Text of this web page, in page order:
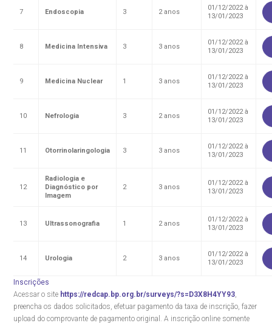
R. Colômbia, 332
São Paulo - SP
7 Endoscopia 3 2 anos
01/12/2022 à
13/01/2023
8 Medicina Intensiva 3 3 anos
01/12/2022 à
13/01/2023
9 Medicina Nuclear 1 3 anos
01/12/2022 à
13/01/2023
10 Nefrologia 3 2 anos
01/12/2022 à
13/01/2023
11 Otorrinolaringologia 3 3 anos
01/12/2022 à
13/01/2023
12
Radiologia e
Diagnóstico por
Imagem
2 3 anos
01/12/2022 à
13/01/2023
13 Ultrassonografia 1 2 anos
01/12/2022 à
13/01/2023
14 Urologia 2 3 anos
01/12/2022 à
13/01/2023
Inscrições
Acessar o site https://redcap.bp.org.br/surveys/?s=D3X8H4YY93,
preencha os dados solicitados, efetuar pagamento da taxa de inscrição, fazer
upload do comprovante de pagamento original. A inscrição online somente